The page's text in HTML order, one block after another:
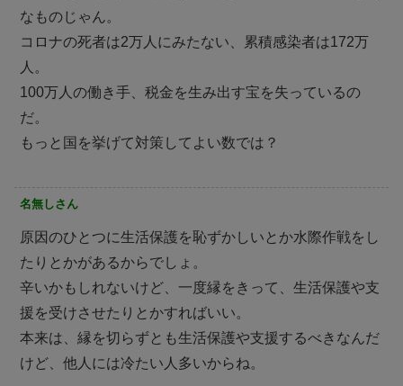
なものじゃん。
コロナの死者は2万人にみたない、累積感染者は172万
人。
100万人の働き手、税金を生み出す宝を失っているの
だ。
もっと国を挙げて対策してよい数では？
名無しさん
原因のひとつに生活保護を恥ずかしいとか水際作戦をし
たりとかがあるからでしょ。
辛いかもしれないけど、一度縁をきって、生活保護や支
援を受けさせたりとかすればいい。
本来は、縁を切らずとも生活保護や支援するべきなんだ
けど、他人には冷たい人多いからね。